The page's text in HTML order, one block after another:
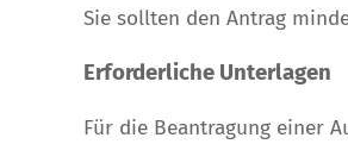
Sie sollten den Antrag
Erforderliche Unterlagen
Für die Beantragung einer